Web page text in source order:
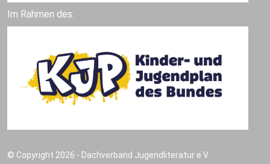
Im Rahmen des:
© Copyright 2026 - Dachverband Jugendliteratur e.V.